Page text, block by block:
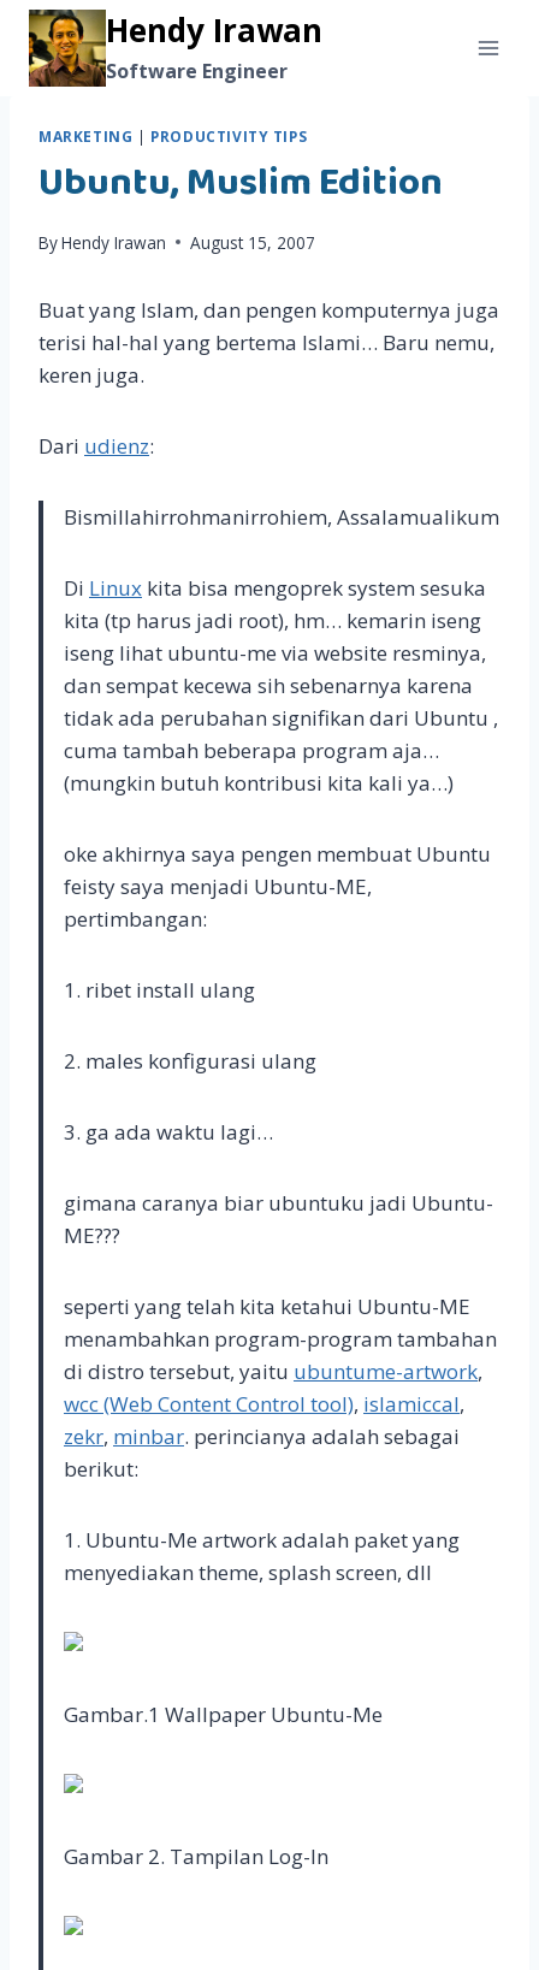
Skip
content
Hendy Irawan
Software Engineer
MARKETING | PRODUCTIVITY TIPS
Ubuntu, Muslim Edition
ByHendy Irawan August 15, 2007
Buat yang Islam, dan pengen komputernya juga
terisi hal-hal yang bertema Islami… Baru nemu,
keren juga.
Dari udienz:
Bismillahirrohmanirrohiem, Assalamualikum
Di Linux kita bisa mengoprek system sesuka
kita (tp harus jadi root), hm… kemarin iseng
iseng lihat ubuntu-me via website resminya,
dan sempat kecewa sih sebenarnya karena
tidak ada perubahan signifikan dari Ubuntu ,
cuma tambah beberapa program aja…
(mungkin butuh kontribusi kita kali ya…)
oke akhirnya saya pengen membuat Ubuntu
feisty saya menjadi Ubuntu-ME,
pertimbangan:
1. ribet install ulang
2. males konfigurasi ulang
3. ga ada waktu lagi…
gimana caranya biar ubuntuku jadi Ubuntu-
ME???
seperti yang telah kita ketahui Ubuntu-ME
menambahkan program-program tambahan
di distro tersebut, yaitu ubuntume-artwork,
wcc (Web Content Control tool), islamiccal,
zekr, minbar. perincianya adalah sebagai
berikut:
1. Ubuntu-Me artwork adalah paket yang
menyediakan theme, splash screen, dll
Gambar.1 Wallpaper Ubuntu-Me
Gambar 2. Tampilan Log-In